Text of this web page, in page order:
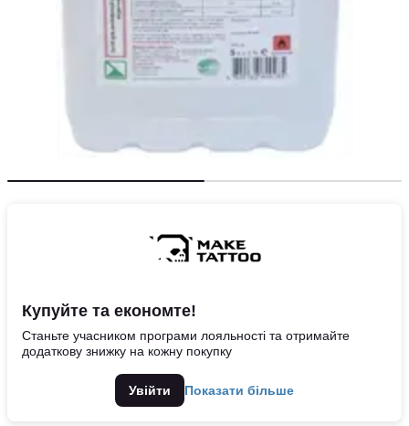
Купуйте та економте!
Станьте учасником програми лояльності та отримайте
додаткову знижку на кожну покупку
Увійти Показати більше